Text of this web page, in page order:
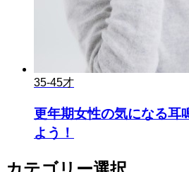
35-45才
更年期女性の気になる耳
よう！